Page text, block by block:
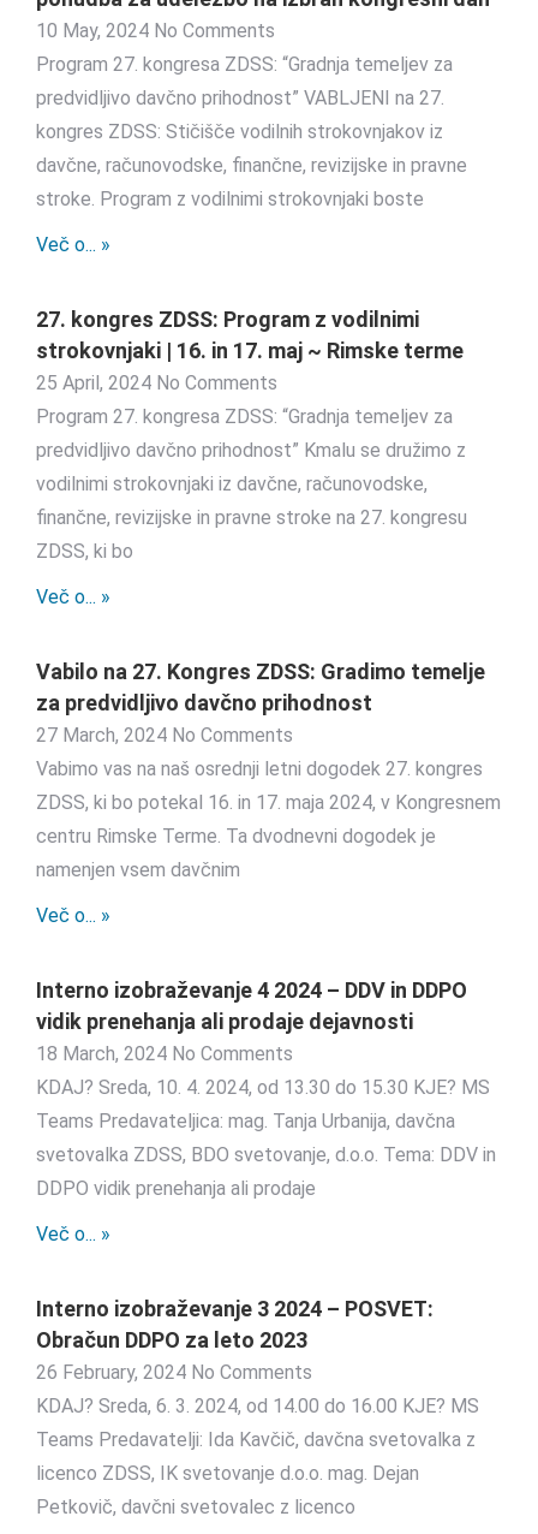
10 May, 2024 No Comments
Program 27. kongresa ZDSS: “Gradnja temeljev za
predvidljivo davčno prihodnost” VABLJENI na 27.
kongres ZDSS: Stičišče vodilnih strokovnjakov iz
davčne, računovodske, finančne, revizijske in pravne
stroke. Program z vodilnimi strokovnjaki boste
Več o... »
27. kongres ZDSS: Program z vodilnimi
strokovnjaki | 16. in 17. maj ~ Rimske terme
25 April, 2024 No Comments
Program 27. kongresa ZDSS: “Gradnja temeljev za
predvidljivo davčno prihodnost” Kmalu se družimo z
vodilnimi strokovnjaki iz davčne, računovodske,
finančne, revizijske in pravne stroke na 27. kongresu
ZDSS, ki bo
Več o... »
Vabilo na 27. Kongres ZDSS: Gradimo temelje
za predvidljivo davčno prihodnost
27 March, 2024 No Comments
Vabimo vas na naš osrednji letni dogodek 27. kongres
ZDSS, ki bo potekal 16. in 17. maja 2024, v Kongresnem
centru Rimske Terme. Ta dvodnevni dogodek je
namenjen vsem davčnim
Več o... »
Interno izobraževanje 4 2024 – DDV in DDPO
vidik prenehanja ali prodaje dejavnosti
18 March, 2024 No Comments
KDAJ? Sreda, 10. 4. 2024, od 13.30 do 15.30 KJE? MS
Teams Predavateljica: mag. Tanja Urbanija, davčna
svetovalka ZDSS, BDO svetovanje, d.o.o. Tema: DDV in
DDPO vidik prenehanja ali prodaje
Več o... »
Interno izobraževanje 3 2024 – POSVET:
Obračun DDPO za leto 2023
26 February, 2024 No Comments
KDAJ? Sreda, 6. 3. 2024, od 14.00 do 16.00 KJE? MS
Teams Predavatelji: Ida Kavčič, davčna svetovalka z
licenco ZDSS, IK svetovanje d.o.o. mag. Dejan
Petkovič, davčni svetovalec z licenco